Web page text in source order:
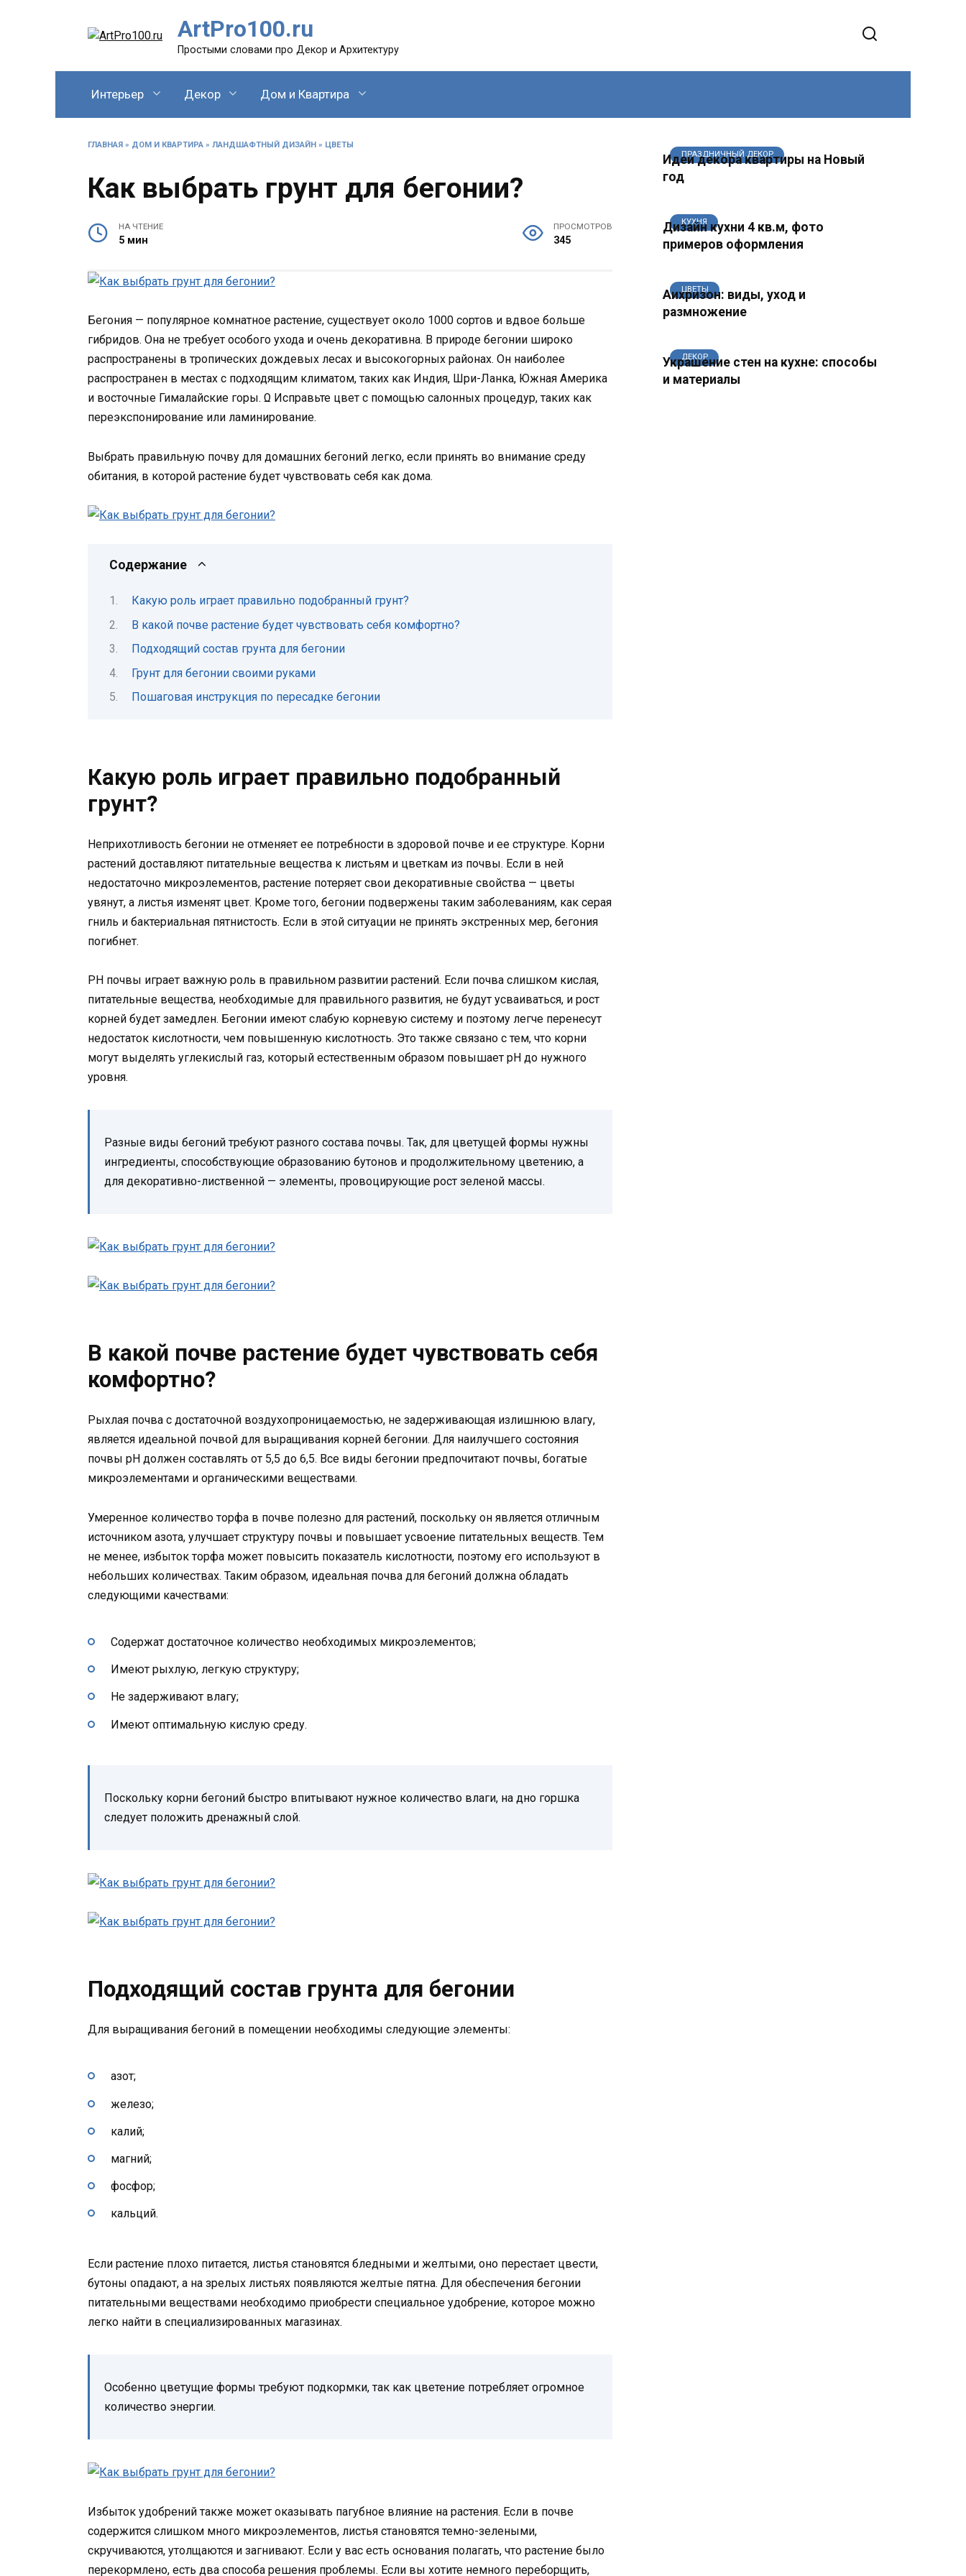
ArtPro100.ru
Простыми словами про Декор и Архитектуру
Интерьер Декор Дом и Квартира
ГЛАВНАЯ » ДОМ И КВАРТИРА » ЛАНДШАФТНЫЙ ДИЗАЙН » ЦВЕТЫ
Как выбрать грунт для бегонии?
НА ЧТЕНИЕ
5 мин
ПРОСМОТРОВ
345
Бегония — популярное комнатное растение, существует около 1000 сортов и вдвое больше
гибридов. Она не требует особого ухода и очень декоративна. В природе бегонии широко
распространены в тропических дождевых лесах и высокогорных районах. Он наиболее
распространен в местах с подходящим климатом, таких как Индия, Шри-Ланка, Южная Америка
и восточные Гималайские горы. Ω Исправьте цвет с помощью салонных процедур, таких как
переэкспонирование или ламинирование.
Выбрать правильную почву для домашних бегоний легко, если принять во внимание среду
обитания, в которой растение будет чувствовать себя как дома.
Содержание
Какую роль играет правильно подобранный грунт?
В какой почве растение будет чувствовать себя комфортно?
Подходящий состав грунта для бегонии
Грунт для бегонии своими руками
Пошаговая инструкция по пересадке бегонии
Какую роль играет правильно подобранный
грунт?
Неприхотливость бегонии не отменяет ее потребности в здоровой почве и ее структуре. Корни
растений доставляют питательные вещества к листьям и цветкам из почвы. Если в ней
недостаточно микроэлементов, растение потеряет свои декоративные свойства — цветы
увянут, а листья изменят цвет. Кроме того, бегонии подвержены таким заболеваниям, как серая
гниль и бактериальная пятнистость. Если в этой ситуации не принять экстренных мер, бегония
погибнет.
PH почвы играет важную роль в правильном развитии растений. Если почва слишком кислая,
питательные вещества, необходимые для правильного развития, не будут усваиваться, и рост
корней будет замедлен. Бегонии имеют слабую корневую систему и поэтому легче перенесут
недостаток кислотности, чем повышенную кислотность. Это также связано с тем, что корни
могут выделять углекислый газ, который естественным образом повышает pH до нужного
уровня.
Разные виды бегоний требуют разного состава почвы. Так, для цветущей формы нужны
ингредиенты, способствующие образованию бутонов и продолжительному цветению, а
для декоративно-лиственной — элементы, провоцирующие рост зеленой массы.
В какой почве растение будет чувствовать себя
комфортно?
Рыхлая почва с достаточной воздухопроницаемостью, не задерживающая излишнюю влагу,
является идеальной почвой для выращивания корней бегонии. Для наилучшего состояния
почвы pH должен составлять от 5,5 до 6,5. Все виды бегонии предпочитают почвы, богатые
микроэлементами и органическими веществами.
Умеренное количество торфа в почве полезно для растений, поскольку он является отличным
источником азота, улучшает структуру почвы и повышает усвоение питательных веществ. Тем
не менее, избыток торфа может повысить показатель кислотности, поэтому его используют в
небольших количествах. Таким образом, идеальная почва для бегоний должна обладать
следующими качествами:
Содержат достаточное количество необходимых микроэлементов;
Имеют рыхлую, легкую структуру;
Не задерживают влагу;
Имеют оптимальную кислую среду.
Поскольку корни бегоний быстро впитывают нужное количество влаги, на дно горшка
следует положить дренажный слой.
Подходящий состав грунта для бегонии
Для выращивания бегоний в помещении необходимы следующие элементы:
азот;
железо;
калий;
магний;
фосфор;
кальций.
Если растение плохо питается, листья становятся бледными и желтыми, оно перестает цвести,
бутоны опадают, а на зрелых листьях появляются желтые пятна. Для обеспечения бегонии
питательными веществами необходимо приобрести специальное удобрение, которое можно
легко найти в специализированных магазинах.
Особенно цветущие формы требуют подкормки, так как цветение потребляет огромное
количество энергии.
Избыток удобрений также может оказывать пагубное влияние на растения. Если в почве
содержится слишком много микроэлементов, листья становятся темно-зелеными,
скручиваются, утолщаются и загнивают. Если у вас есть основания полагать, что растение было
перекормлено, есть два способа решения проблемы. Если вы хотите немного переборщить,
ПРАЗДНИЧНЫЙ ДЕКОР
Идеи декора квартиры на Новый
год
КУХНЯ
Дизайн кухни 4 кв.м, фото
примеров оформления
ЦВЕТЫ
Аихризон: виды, уход и
размножение
ДЕКОР
Украшение стен на кухне: способы
и материалы